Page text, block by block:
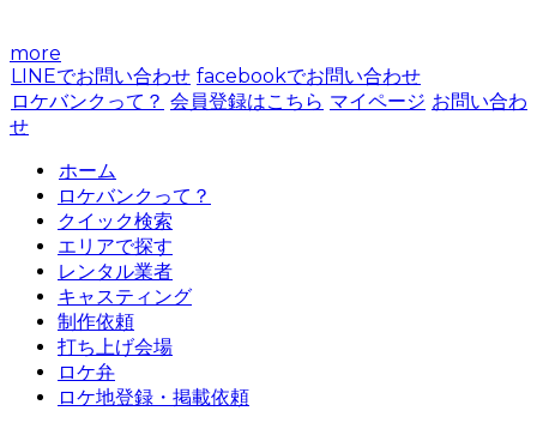
more
LINEでお問い合わせ facebookでお問い合わせ
ロケバンクって？ 会員登録はこちら マイページ お問い合わ
せ
ホーム
ロケバンクって？
クイック検索
エリアで探す
レンタル業者
キャスティング
制作依頼
打ち上げ会場
ロケ弁
ロケ地登録・掲載依頼